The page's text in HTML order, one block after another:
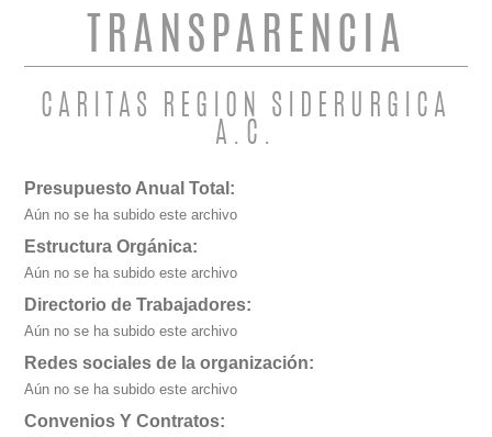
BÚSQUEDA
TRANSPARENCIA
CARITAS REGION SIDERURGICA
A.C.
Presupuesto Anual Total:
Aún no se ha subido este archivo
Estructura Orgánica:
Aún no se ha subido este archivo
Directorio de Trabajadores:
Aún no se ha subido este archivo
Redes sociales de la organización:
Aún no se ha subido este archivo
Convenios Y Contratos: